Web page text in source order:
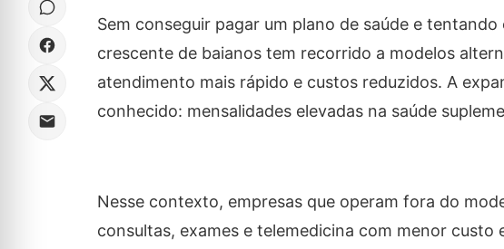
Sem conseguir pagar um plano de saúde e
crescente de baianos tem recorrido a modelos
atendimento mais rápido e custos reduzidos. A
conhecido: mensalidades elevadas na saúde
Nesse contexto, empresas que operam fora do
consultas, exames e telemedicina com menor